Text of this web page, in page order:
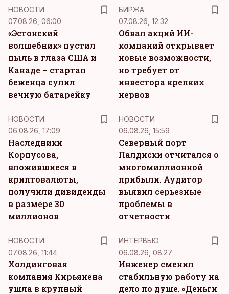
НОВОСТИ
07.08.26, 06:00
«Эстонский
волшебник» пустил
пыль в глаза США и
Канаде – стартап
беженца сулил
вечную батарейку
БИРЖА
07.08.26, 12:32
Обвал акций ИИ-
компаний открывает
новые возможности,
но требует от
инвестора крепких
нервов
НОВОСТИ
06.08.26, 17:09
Наследники
Корпусова,
вложившиеся в
криптовалюты,
получили дивиденды
в размере 30
миллионов
НОВОСТИ
06.08.26, 15:59
Северный порт
Палдиски отчитался о
многомиллионной
прибыли. Аудитор
выявил серьезные
проблемы в
отчетности
НОВОСТИ
07.08.26, 11:44
Холдинговая
компания Кирьянена
ушла в крупный
ИНТЕРВЬЮ
06.08.26, 08:27
Инженер сменил
стабильную работу на
дело по душе. «Деньги